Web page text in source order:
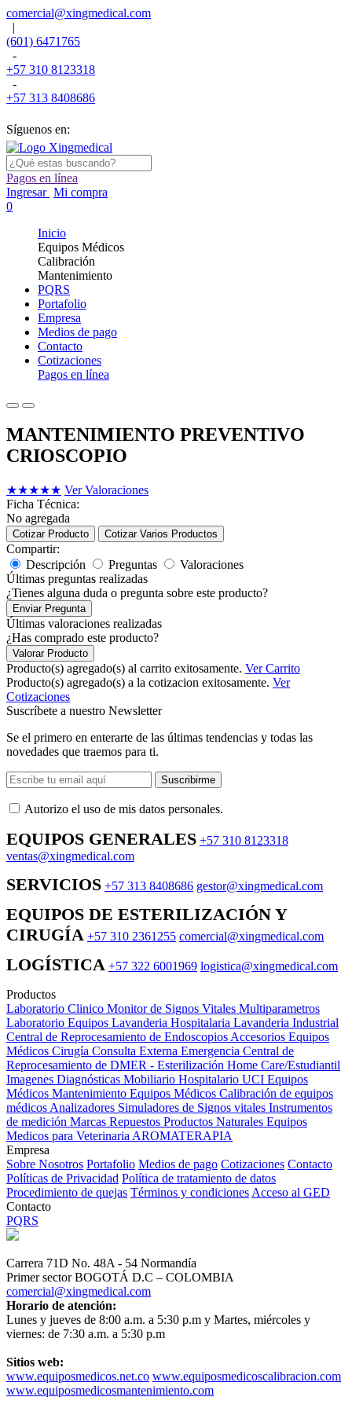
comercial@xingmedical.com
|
(601) 6471765
-
+57 310 8123318
-
+57 313 8408686
Síguenos en:
Pagos en línea
Ingresar Mi compra
0
Inicio
Equipos Médicos
Calibración
Mantenimiento
PQRS
Portafolio
Empresa
Medios de pago
Contacto
Cotizaciones
Pagos en línea
MANTENIMIENTO PREVENTIVO
CRIOSCOPIO
★★★★★ Ver Valoraciones
Ficha Técnica:
No agregada
Cotizar Producto Cotizar Varios Productos
Compartir:
Descripción
Preguntas
Valoraciones
Últimas preguntas realizadas
¿Tienes alguna duda o pregunta sobre este producto?
Enviar Pregunta
Últimas valoraciones realizadas
¿Has comprado este producto?
Valorar Producto
Producto(s) agregado(s) al carrito exitosamente. Ver Carrito
Producto(s) agregado(s) a la cotizacion exitosamente. Ver
Cotizaciones
Suscríbete a nuestro Newsletter
Se el primero en enterarte de las últimas tendencias y todas las
novedades que traemos para ti.
Suscribirme
Autorizo ​​el uso de mis datos personales.
EQUIPOS GENERALES +57 310 8123318
ventas@xingmedical.com
SERVICIOS +57 313 8408686 gestor@xingmedical.com
EQUIPOS DE ESTERILIZACIÓN Y
CIRUGÍA +57 310 2361255 comercial@xingmedical.com
LOGÍSTICA +57 322 6001969 logistica@xingmedical.com
Productos
Laboratorio Clinico Monitor de Signos Vitales Multiparametros
Laboratorio Equipos Lavanderia Hospitalaria Lavanderia Industrial
Central de Reprocesamiento de Endoscopios Accesorios Equipos
Médicos Cirugía Consulta Externa Emergencia Central de
Reprocesamiento de DMER - Esterilización Home Care/Estudiantil
Imagenes Diagnósticas Mobiliario Hospitalario UCI Equipos
Médicos Mantenimiento Equipos Médicos Calibración de equipos
médicos Analizadores Simuladores de Signos vitales Instrumentos
de medición Marcas Repuestos Productos Naturales Equipos
Medicos para Veterinaria AROMATERAPIA
Empresa
Sobre Nosotros Portafolio Medios de pago Cotizaciones Contacto
Políticas de Privacidad Política de tratamiento de datos
Procedimiento de quejas Términos y condiciones Acceso al GED
Contacto
PQRS
Carrera 71D No. 48A - 54 Normandía
Primer sector BOGOTÁ D.C – COLOMBIA
comercial@xingmedical.com
Horario de atención:
Lunes y jueves de 8:00 a.m. a 5:30 p.m y Martes, miércoles y
viernes: de 7:30 a.m. a 5:30 p.m
Sitios web:
www.equiposmedicos.net.co www.equiposmedicoscalibracion.com
www.equiposmedicosmantenimiento.com